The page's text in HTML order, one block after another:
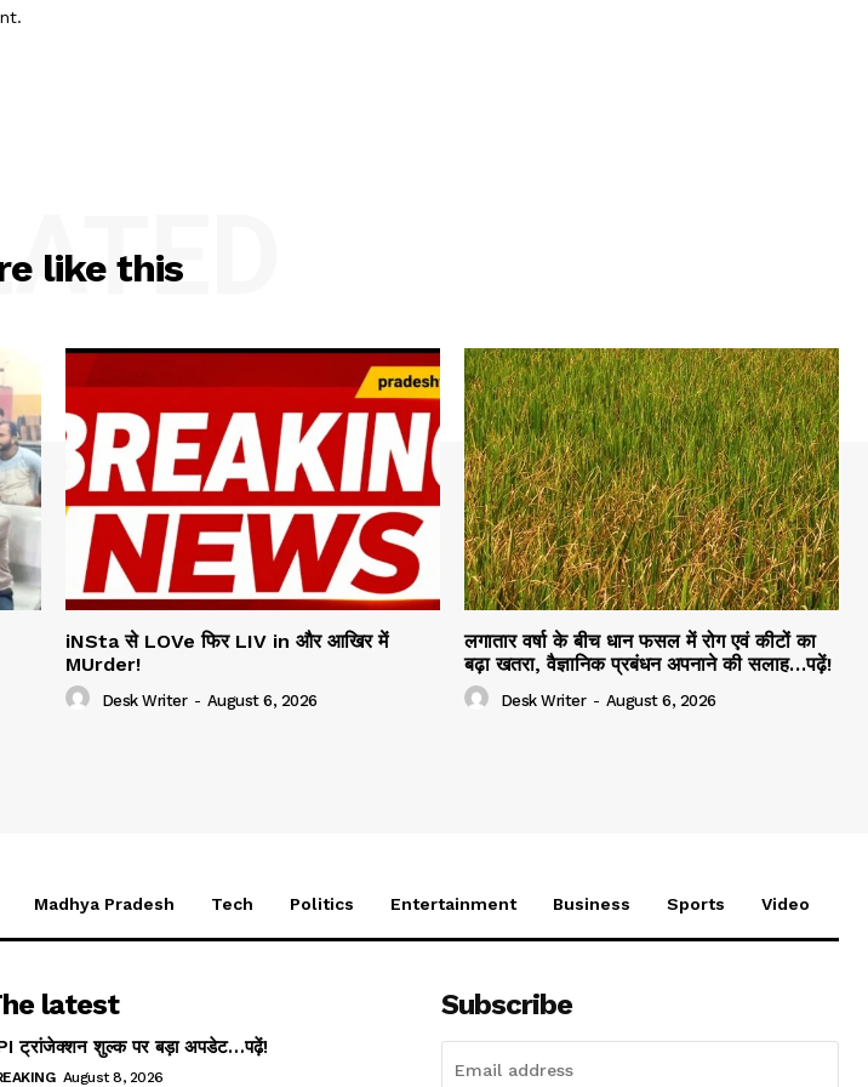
like this
iNSta से LOVe फिर LIV in और आखिर में
MUrder!
Desk Writer - August 6, 2026
लगातार वर्षा के बीच धान फसल में रोग एवं कीटों का
बढ़ा खतरा, वैज्ञानिक प्रबंधन अपनाने की सलाह…पढ़ें!
Desk Writer - August 6, 2026
Madhya Pradesh Tech Politics Entertainment Business Sports Video
latest
ट्रांजेक्शन शुल्क पर बड़ा अपडेट…पढ़ें!
August 8, 2026
Subscribe